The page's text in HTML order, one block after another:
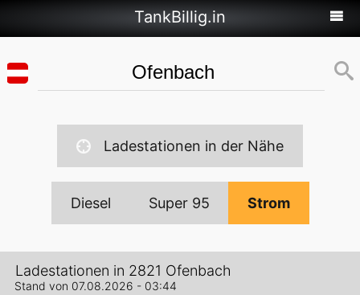
TankBillig.in
Ladestationen in der Nähe
Diesel Super 95 Strom
Ladestationen in 2821 Ofenbach
Stand von 07.08.2026 - 03:44